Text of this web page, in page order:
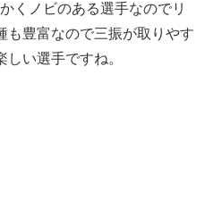
くノビのある選手なのでリ
も豊富なので三振が取りやす
い選手ですね。